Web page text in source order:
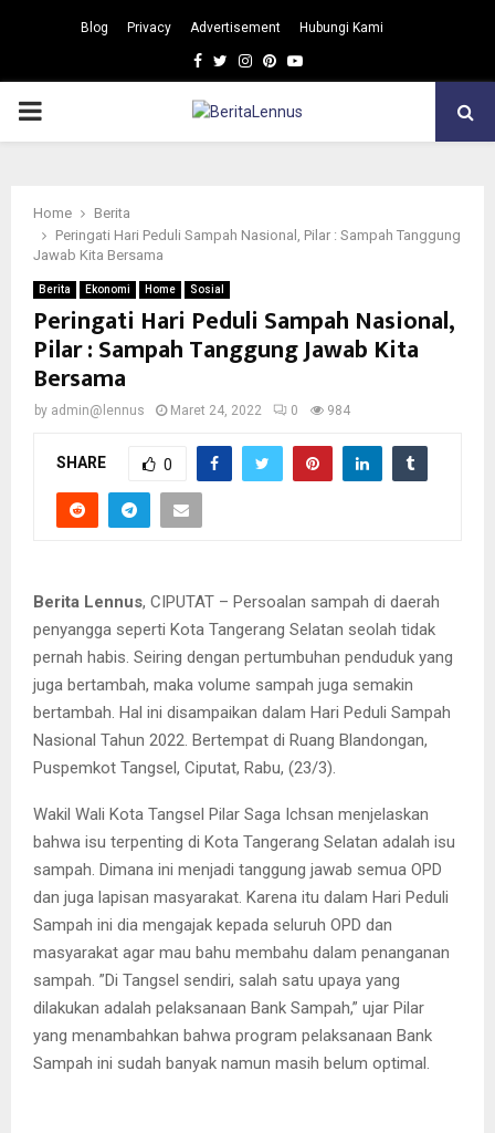
Blog Privacy Advertisement Hubungi Kami
Facebook
TwitterInstagram
Pinterest
Youtube
PRIMARY
Home
Berita
Peringati Hari Peduli Sampah Nasional, Pilar : Sampah Tanggung
Jawab Kita Bersama
Berita Ekonomi Home Sosial
Peringati Hari Peduli Sampah Nasional,
Pilar : Sampah Tanggung Jawab Kita
Bersama
by admin@lennus Maret 24, 2022 0 984
SHARE 0
Berita Lennus, CIPUTAT – Persoalan sampah di daerah
penyangga seperti Kota Tangerang Selatan seolah tidak
pernah habis. Seiring dengan pertumbuhan penduduk yang
juga bertambah, maka volume sampah juga semakin
bertambah. Hal ini disampaikan dalam Hari Peduli Sampah
Nasional Tahun 2022. Bertempat di Ruang Blandongan,
Puspemkot Tangsel, Ciputat, Rabu, (23/3).
Wakil Wali Kota Tangsel Pilar Saga Ichsan menjelaskan
bahwa isu terpenting di Kota Tangerang Selatan adalah isu
sampah. Dimana ini menjadi tanggung jawab semua OPD
dan juga lapisan masyarakat. Karena itu dalam Hari Peduli
Sampah ini dia mengajak kepada seluruh OPD dan
masyarakat agar mau bahu membahu dalam penanganan
sampah. ”Di Tangsel sendiri, salah satu upaya yang
dilakukan adalah pelaksanaan Bank Sampah,” ujar Pilar
yang menambahkan bahwa program pelaksanaan Bank
Sampah ini sudah banyak namun masih belum optimal.